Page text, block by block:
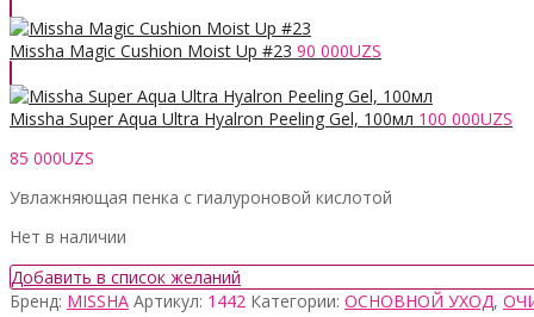
Missha Magic Cushion Moist Up #23 90 000UZS
Missha Super Aqua Ultra Hyalron Peeling Gel, 100мл 100 000UZS
85 000UZS
Увлажняющая пенка с гиалуроновой кислотой
Нет в наличии
Добавить в список желаний
Бренд: MISSHA Артикул: 1442 Категории: ОСНОВНОЙ УХОД,